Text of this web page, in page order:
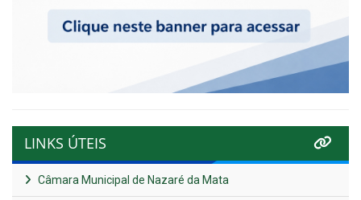
LINKS ÚTEIS
Câmara Municipal de Nazaré da Mata